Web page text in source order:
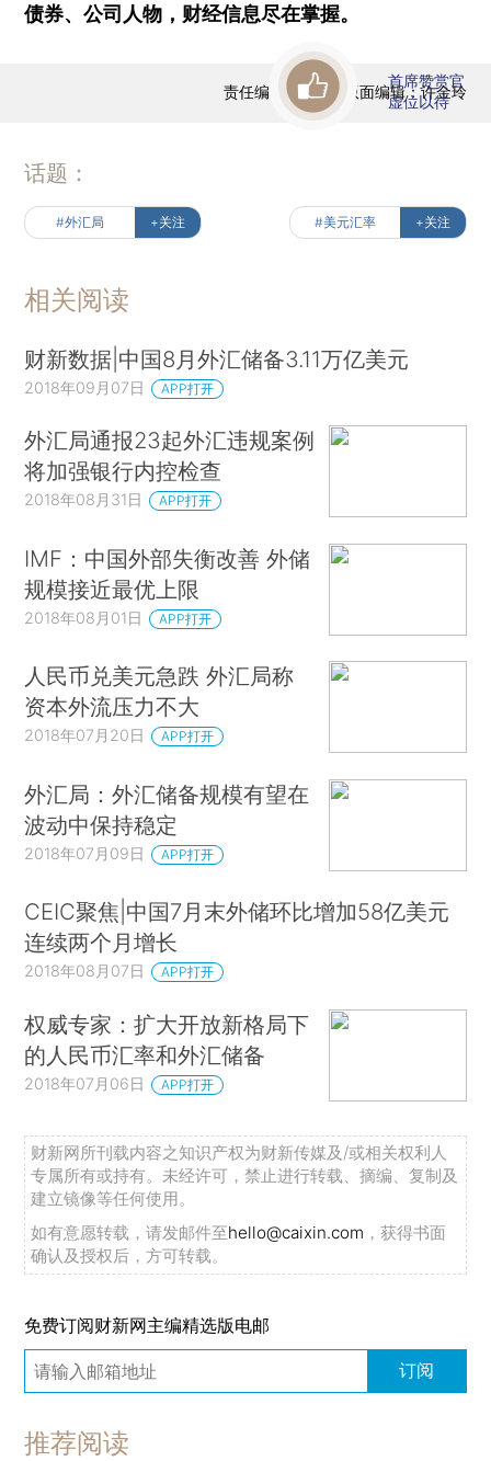
债券、公司人物，财经信息尽在掌握。
责任编辑：霍侃 | 版面编辑：许金玲
首席赞赏官
虚位以待
话题：
#外汇局 +关注 #美元汇率 +关注
相关阅读
财新数据|中国8月外汇储备3.11万亿美元
2018年09月07日 APP打开
外汇局通报23起外汇违规案例
将加强银行内控检查
2018年08月31日 APP打开
IMF：中国外部失衡改善 外储
规模接近最优上限
2018年08月01日 APP打开
人民币兑美元急跌 外汇局称
资本外流压力不大
2018年07月20日 APP打开
外汇局：外汇储备规模有望在
波动中保持稳定
2018年07月09日 APP打开
CEIC聚焦|中国7月末外储环比增加58亿美元
连续两个月增长
2018年08月07日 APP打开
权威专家：扩大开放新格局下
的人民币汇率和外汇储备
2018年07月06日 APP打开
财新网所刊载内容之知识产权为财新传媒及/或相关权利人
专属所有或持有。未经许可，禁止进行转载、摘编、复制及
建立镜像等任何使用。
如有意愿转载，请发邮件至hello@caixin.com ，获得书面
确认及授权后，方可转载。
免费订阅财新网主编精选版电邮
订阅
推荐阅读